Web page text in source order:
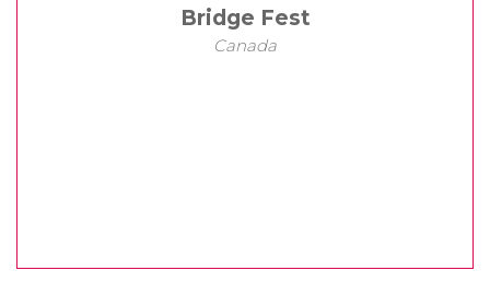
Bridge Fest
Canada